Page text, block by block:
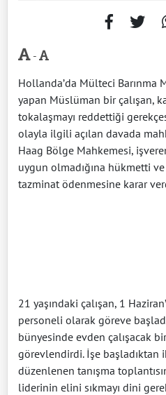
-
Hollanda’da Mülteci Barınma
yapan Müslüman bir çalışan,
tokalaşmayı reddettiği
olayla ilgili açılan davada
Haag Bölge Mahkemesi,
uygun olmadığına hükmetti
tazminat ödenmesine karar
21 yaşındaki çalışan, 1
personeli olarak göreve
bünyesinde evden çalışacak
görevlendirdi. İşe başladıktan
düzenlenen tanışma
liderinin elini sıkmayı dini